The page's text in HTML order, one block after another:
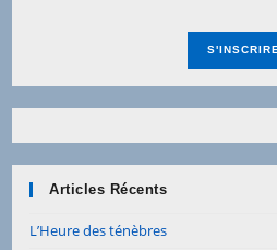
Articles Récents
L’Heure des ténèbres